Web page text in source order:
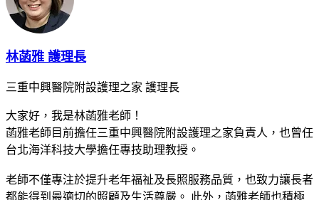
林菡雅 護理長
三重中興醫院附設護理之家 護理長
大家好，我是林菡雅老師！
菡雅老師目前擔任三重中興醫院附設護理之家負責人，也曾任
台北海洋科技大學擔任專技助理教授。
老師不僅專注於提升老年福祉及長照服務品質，也致力讓長者
都能得到最適切的照顧及生活尊嚴。 此外，菡雅老師也積極